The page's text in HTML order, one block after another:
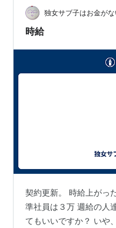
独女サブ子はお金がな
時給
契約更新。 時給上がっ
準社員は３万 週給の人
てもいいですか？ いや